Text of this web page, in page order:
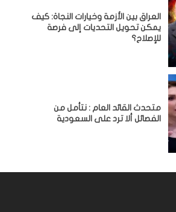
العراق بين الأزمة وخيارات النجاة: كيف
يمكن تحويل التحديات إلى فرصة
للإصلاح؟
متحدث القائد العام : نتأمل من
الفصائل ألا ترد على السعودية